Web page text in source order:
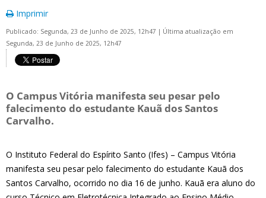
Imprimir
Publicado: Segunda, 23 de Junho de 2025, 12h47 | Última atualização em
Segunda, 23 de Junho de 2025, 12h47
O Campus Vitória manifesta seu pesar pelo
falecimento do estudante Kauã dos Santos
Carvalho.
O Instituto Federal do Espírito Santo (Ifes) – Campus Vitória
manifesta seu pesar pelo falecimento do estudante Kauã dos
Santos Carvalho, ocorrido no dia 16 de junho. Kauã era aluno do